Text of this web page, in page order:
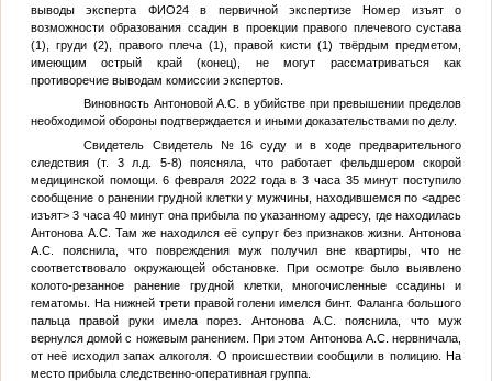
выводы эксперта ФИО24в первичной экспертизеНомер изъято
возможности образования ссадин в проекции правого плечевого сустава
(1), груди (2), правого плеча (1), правой кисти (1) твёрдым предметом,
имеющим острый край (конец), не могут рассматриваться как
противоречие выводам комиссии экспертов.
Виновность Антоновой А.С. в убийстве при превышении пределов
необходимой обороны подтверждается и иными доказательствами по делу.
Свидетель Свидетель №16суду и в ходе предварительного
следствия (т. 3 л.д. 5-8) поясняла, что работает фельдшером скорой
медицинской помощи. 6 февраля 2022 года в 3 часа 35 минут поступило
сообщение о ранении грудной клетки у мужчины, находившемся по<адрес
изъят>3 часа 40 минут она прибыла по указанному адресу, где находилась
Антонова А.С. Там же находился её супруг без признаков жизни. Антонова
А.С. пояснила, что повреждения муж получил вне квартиры, что не
соответствовало окружающей обстановке. При осмотре было выявлено
колото-резанное ранение грудной клетки, многочисленные ссадины и
гематомы. На нижней трети правой голени имелся бинт. Фаланга большого
пальца правой руки имела порез. Антонова А.С. пояснила, что муж
вернулся домой с ножевым ранением. При этом Антонова А.С. нервничала,
от неё исходил запах алкоголя. О происшествии сообщили в полицию. На
место прибыла следственно-оперативная группа.